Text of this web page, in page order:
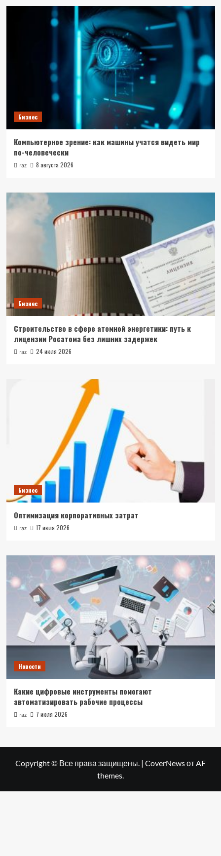
Бизнес
Компьютерное зрение: как машины учатся видеть мир
по-человечески
raz 8 августа 2026
Бизнес
Строительство в сфере атомной энергетики: путь к
лицензии Росатома без лишних задержек
raz 24 июля 2026
Бизнес
Оптимизация корпоративных затрат
raz 17 июля 2026
Новости
Какие цифровые инструменты помогают
автоматизировать рабочие процессы
raz 7 июля 2026
Copyright © Все права защищены. | CoverNewsот AF
themes.